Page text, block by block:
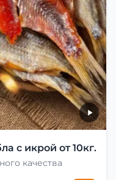
с икрой от 10кг.
качества